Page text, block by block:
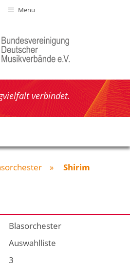
Menu
verbindet.
» Shirim
Blasorchester
Auswahlliste
3